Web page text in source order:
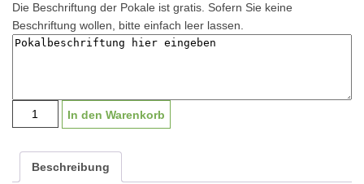
Die Beschriftung der Pokale ist gratis. Sofern Sie keine
Beschriftung wollen, bitte einfach leer lassen.
Sportfigur
Stern
19cm
In den Warenkorb
Beschreibung